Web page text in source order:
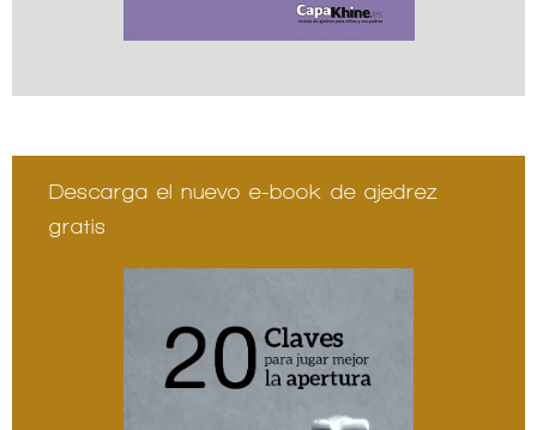
Descarga el nuevo e-book de ajedrez
gratis